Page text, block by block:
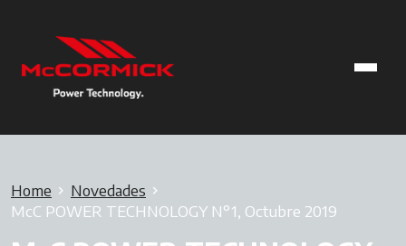
Home
Novedades
McC POWER TECHNOLOGY N°1, Octubre 2019